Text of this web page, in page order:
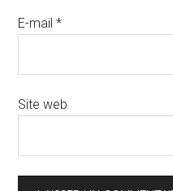
E-mail*
Site web